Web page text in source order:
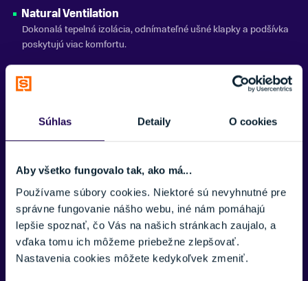
Súhlas Detaily O cookies
Aby všetko fungovalo tak, ako má...
Používame súbory cookies. Niektoré sú nevyhnutné pre
správne fungovanie nášho webu, iné nám pomáhajú
lepšie spoznať, čo Vás na našich stránkach zaujalo, a
vďaka tomu ich môžeme priebežne zlepšovať.
Nastavenia cookies môžete kedykoľvek zmeniť.
Natural Ventilation
Dokonalá tepelná izolácia, odnímateľné ušné klapky a podšívka
poskytujú viac komfortu.
Zobraziť viac
Potrebujete viac informácii? Sme tu
pre vás.
VAŠE MENO:
E-MAIL: